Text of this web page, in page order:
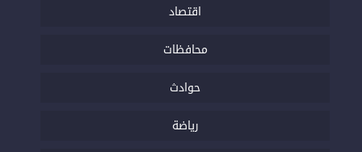
اقتصاد
محافظات
حوادث
رياضة